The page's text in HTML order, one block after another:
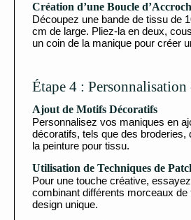
Création d’une Boucle
Découpez une bande de tissu de
cm de large. Pliez-la en deux,
un coin de la manique pour créer
Étape 4 :
Ajout de Motifs Décoratifs
Personnalisez vos maniques en
décoratifs, tels que des broderies,
la peinture pour tissu.
Utilisation de Techniques de
Pour une touche créative,
combinant différents morceaux
design unique.